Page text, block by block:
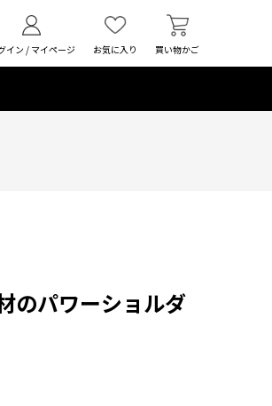
イン / マイページ お気に入り 買い物かご
のパワーショルダ